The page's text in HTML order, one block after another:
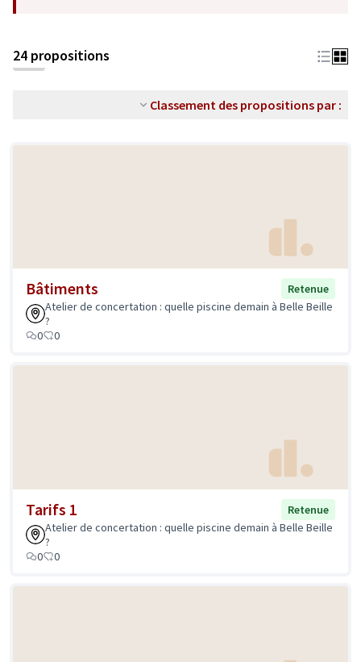
24 propositions
Classement des propositions par :
Bâtiments
Retenue
Atelier de concertation : quelle piscine demain à Belle Beille
?
0
0
Tarifs 1
Retenue
Atelier de concertation : quelle piscine demain à Belle Beille
?
0
0